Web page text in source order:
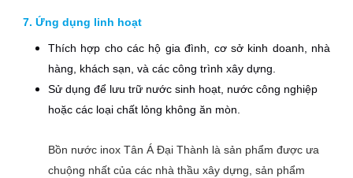
7. Ứng dụng linh hoạt
Thích hợp cho các hộ gia đình, cơ sở kinh doanh, nhà
hàng, khách sạn, và các công trình xây dựng.
Sử dụng để lưu trữ nước sinh hoạt, nước công nghiệp
hoặc các loại chất lỏng không ăn mòn.
Bồn nước inox Tân Á Đại Thành là sản phẩm được ưa
chuộng nhất của các nhà thầu xây dựng, sản phẩm